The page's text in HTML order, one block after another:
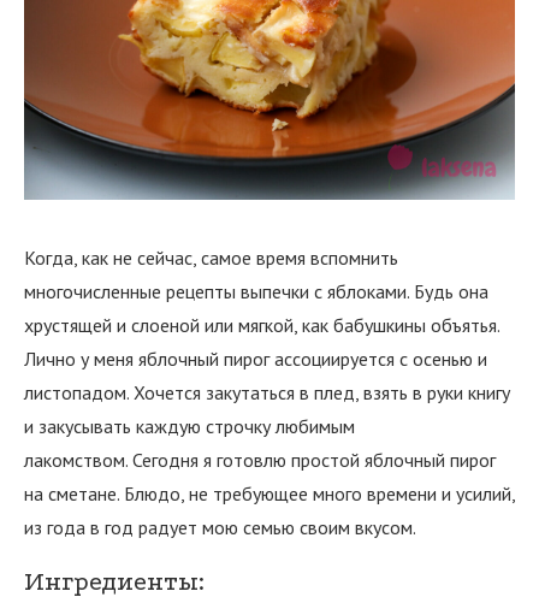
Когда, как не сейчас, самое время вспомнить
многочисленные рецепты выпечки с яблоками. Будь она
хрустящей и слоеной или мягкой, как бабушкины объятья.
Лично у меня яблочный пирог ассоциируется с осенью и
листопадом. Хочется закутаться в плед, взять в руки книгу
и закусывать каждую строчку любимым
лакомством. Сегодня я готовлю простой яблочный пирог
на сметане. Блюдо, не требующее много времени и усилий,
из года в год радует мою семью своим вкусом.
Ингредиенты: